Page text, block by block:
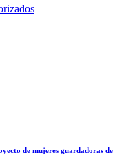
de mujeres guardadoras de